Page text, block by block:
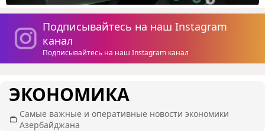
Подписывайтесь на наш Instagram
канал
Подписывайтесь на наш Instagram канал
ЭКОНОМИКА
Самые важные и оперативные новости экономики
Азербайджана